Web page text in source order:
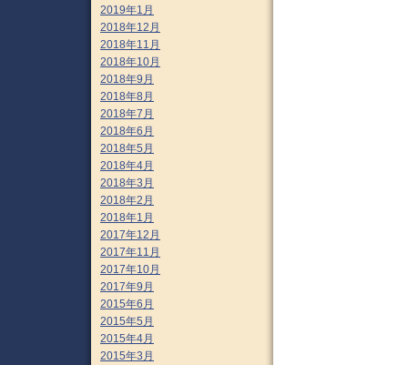
2019年1月
2018年12月
2018年11月
2018年10月
2018年9月
2018年8月
2018年7月
2018年6月
2018年5月
2018年4月
2018年3月
2018年2月
2018年1月
2017年12月
2017年11月
2017年10月
2017年9月
2015年6月
2015年5月
2015年4月
2015年3月